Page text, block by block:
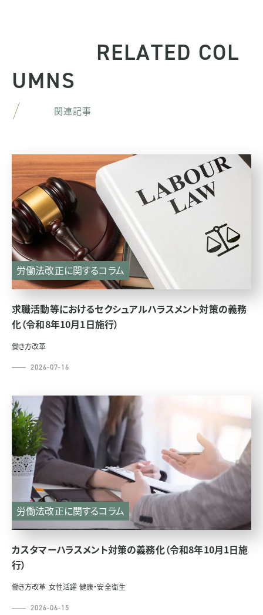
RELATED COL
UMNS
関連記事
労働法改正に関するコラム
求職活動等におけるセクシュアルハラスメント対策の義務
化（令和8年10月1日施行）
働き方改革
2026-07-16
労働法改正に関するコラム
カスタマーハラスメント対策の義務化（令和8年10月1日施
行）
働き方改革 女性活躍 健康・安全衛生
2026-06-15